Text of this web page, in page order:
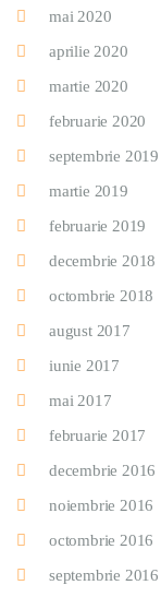
mai 2020
aprilie 2020
martie 2020
februarie 2020
septembrie 2019
martie 2019
februarie 2019
decembrie 2018
octombrie 2018
august 2017
iunie 2017
mai 2017
februarie 2017
decembrie 2016
noiembrie 2016
octombrie 2016
septembrie 2016